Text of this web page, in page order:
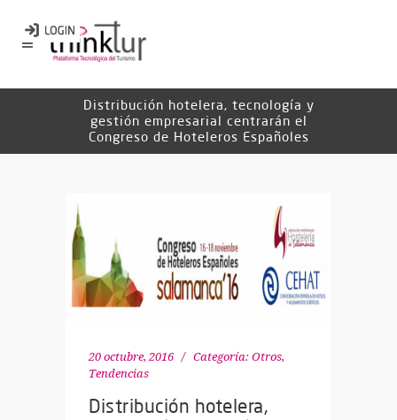
Distribución hotelera, tecnología y
gestión empresarial centrarán el
Congreso de Hoteleros Españoles
20 octubre, 2016 Categoría: Otros,
Tendencias
Distribución hotelera,